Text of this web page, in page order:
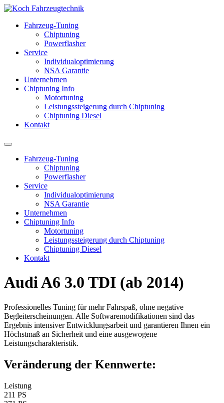
Fahrzeug-Tuning
Chiptuning
Powerflasher
Service
Individualoptimierung
NSA Garantie
Unternehmen
Chiptuning Info
Motortuning
Leistungssteigerung durch Chiptuning
Chiptuning Diesel
Kontakt
Fahrzeug-Tuning
Chiptuning
Powerflasher
Service
Individualoptimierung
NSA Garantie
Unternehmen
Chiptuning Info
Motortuning
Leistungssteigerung durch Chiptuning
Chiptuning Diesel
Kontakt
Audi A6 3.0 TDI (ab 2014)
Professionelles Tuning für mehr Fahrspaß, ohne negative
Begleiterscheinungen. Alle Softwaremodifikationen sind das
Ergebnis intensiver Entwicklungsarbeit und garantieren Ihnen ein
Höchstmaß an Sicherheit und eine ausgewogene
Leistungscharakteristik.
Veränderung der Kennwerte:
Leistung
211 PS